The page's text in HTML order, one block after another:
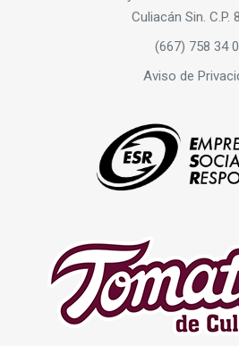
Culiacán Sin. C.P.
(667) 758 34
Aviso de